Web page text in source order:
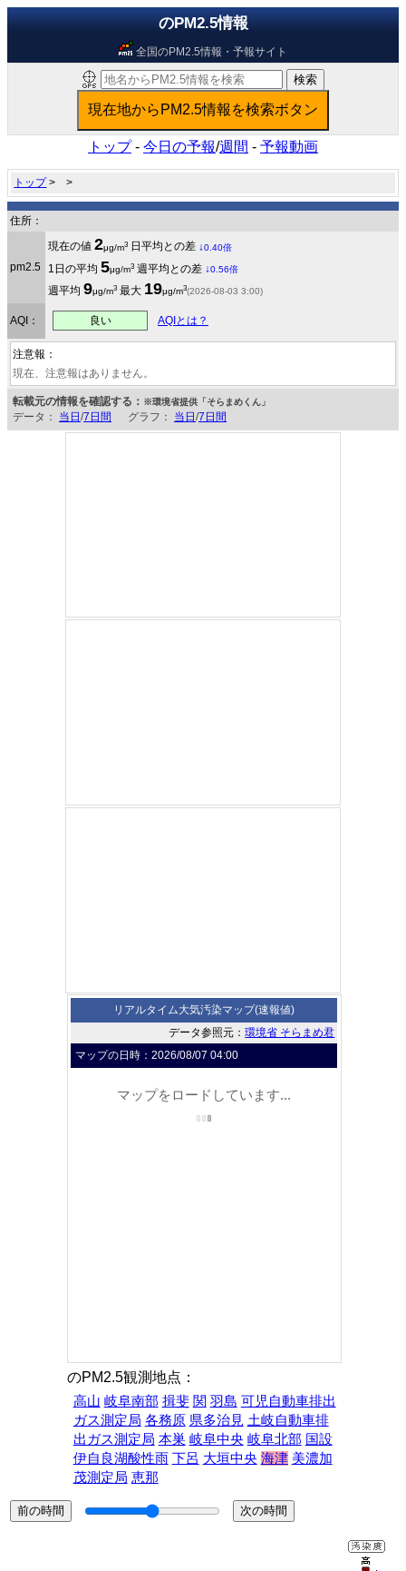
のPM2.5情報
全国のPM2.5情報・予報サイト
トップ- 今日の予報/週間 - 予報動画
トップ> >
住所：
pm2.5
現在の値 2μg/m3 日平均との差 ↓0.40倍
1日の平均 5μg/m3 週平均との差 ↓0.56倍
週平均 9μg/m3 最大 19μg/m3(2026-08-03 3:00)
AQI： 良い AQIとは？
注意報：
現在、注意報はありません。
転載元の情報を確認する： ※環境省提供「そらまめくん」
データ： 当日 /7日間 グラフ： 当日 /7日間
リアルタイム大気汚染マップ(速報値)
データ参照元：環境省 そらまめ君
マップの日時：2026/08/07 04:00
マップをロードしています...
のPM2.5観測地点：
高山 岐阜南部 揖斐 関 羽島 可児自動車排出
ガス測定局 各務原 県多治見 土岐自動車排
出ガス測定局 本巣 岐阜中央 岐阜北部 国設
伊自良湖酸性雨 下呂 大垣中央 海津 美濃加
茂測定局 恵那